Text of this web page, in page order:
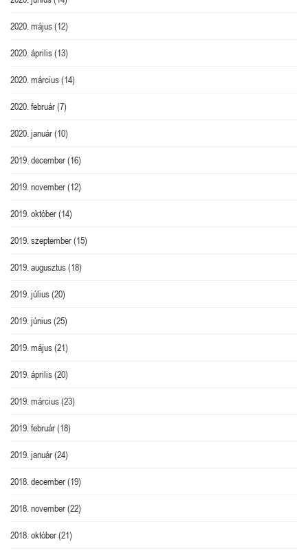
2020. május(12)
2020. április(13)
2020. március(14)
2020. február(7)
2020. január(10)
2019. december(16)
2019. november(12)
2019. október(14)
2019. szeptember(15)
2019. augusztus(18)
2019. július(20)
2019. június(25)
2019. május(21)
2019. április(20)
2019. március(23)
2019. február(18)
2019. január(24)
2018. december(19)
2018. november(22)
2018. október(21)